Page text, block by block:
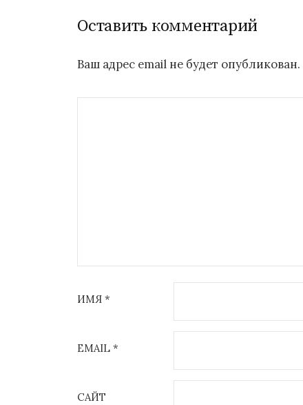
Оставить комментарий
Ваш адрес email не будет опубликован.
ИМЯ *
EMAIL *
САЙТ